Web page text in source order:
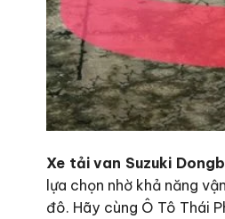
Xe tải van Suzuki
lựa chọn nhờ khả năng
đô. Hãy cùng Ô Tô Thái